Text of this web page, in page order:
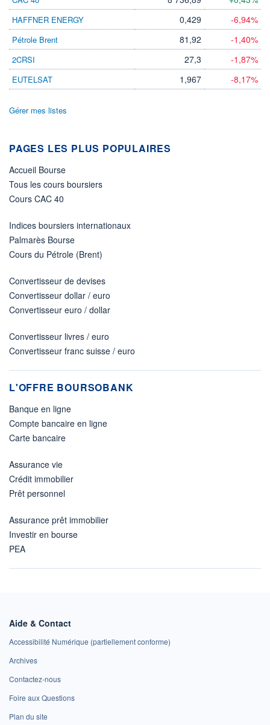
BAISSE
0,000 0,000
RENDEMENT
-
PER ESTIMÉ
-
DERNIER DATE
-
Non éligible
Boursobank
HAFFNER ENERGY 0,429 -6,94%
Pétrole Brent 81,92 -1,40%
2CRSI 27,3 -1,87%
EUTELSAT 1,967 -8,17%
Gérer mes listes
PAGES LES PLUS POPULAIRES
Accueil Bourse
Tous les cours boursiers
Cours CAC 40
Indices boursiers internationaux
Palmarès Bourse
Cours du Pétrole (Brent)
Convertisseur de devises
Convertisseur dollar / euro
Convertisseur euro / dollar
Convertisseur livres / euro
Convertisseur franc suisse / euro
L'OFFRE BOURSOBANK
Banque en ligne
Compte bancaire en ligne
Carte bancaire
Assurance vie
Crédit immobilier
Prêt personnel
Assurance prêt immobilier
Investir en bourse
PEA
Aide & Contact
Accessibilité Numérique (partiellement conforme)
Archives
Contactez-nous
Foire aux Questions
Plan du site